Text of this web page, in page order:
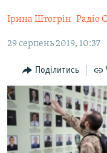
Перейти
до
ПОГЛЯД
ІНТЕРВ'Ю
ВСЕ ЗА ДЕНЬ
СПЕЦПРОЕКТИ
ДЕПОРТАЦІЯ
ВІДЕОУРОКИ «ELIFBE»
ЯК ОБІЙТИ
Русский
Ірина Штогрін Радіо
29 серпень 2019, 10:37
Поділитись